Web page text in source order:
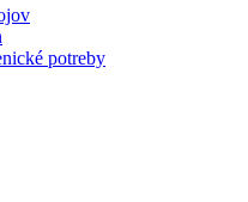
potreby